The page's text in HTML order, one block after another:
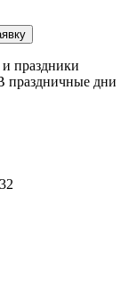
праздники
праздничные дни